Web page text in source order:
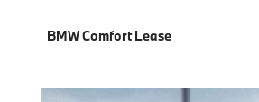
BMW Comfort Lease